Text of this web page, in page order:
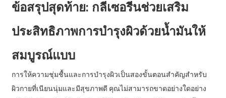
ข้อสรุปสุดท้าย: กลีเซอรีนช่วยเสริม
ประสิทธิภาพการบำรุงผิวด้วยน้ำมันให้
สมบูรณ์แบบ
การให้ความชุ่มชื้นและการบำรุงผิวเป็นสองขั้นตอนสำคัญสำหรับ
ผิวกายที่เนียนนุ่มและมีสุขภาพดี คุณไม่สามารถขาดอย่างใดอย่าง